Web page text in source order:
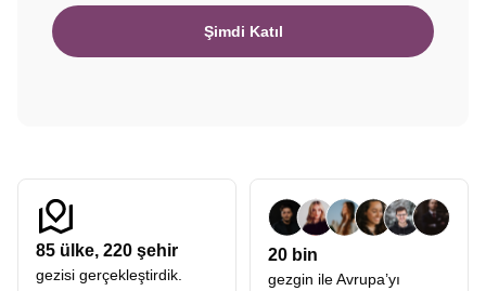
Şimdi Katıl
85 ülke, 220 şehir
gezisi gerçekleştirdik.
20 bin
gezgin ile Avrupa’yı